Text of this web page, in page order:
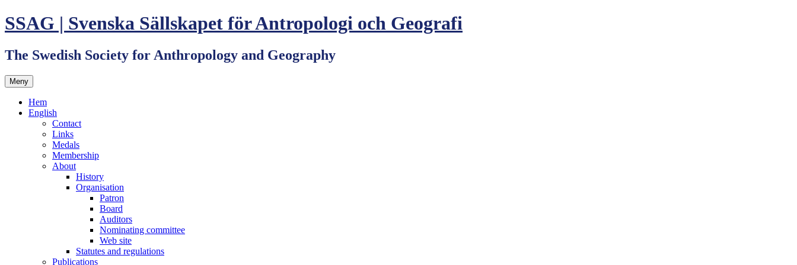
Hoppa
till
SSAG | Svenska Sällskapet för Antropologi och Geografi
The Swedish Society for Anthropology and Geography
Meny
Hem
English
Contact
Links
Medals
Membership
About
History
Organisation
Patron
Board
Auditors
Nominating committee
Web site
Statutes and regulations
Publications